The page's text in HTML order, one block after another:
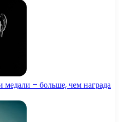
– больше, чем награда